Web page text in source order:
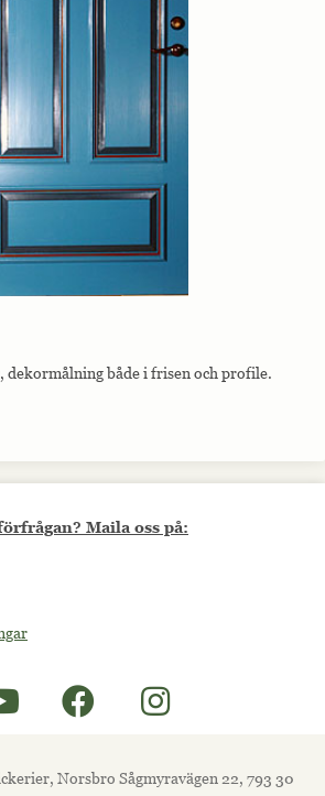
både i frisen och profile.
Maila oss på:
Norsbro Sågmyravägen 22, 793 30